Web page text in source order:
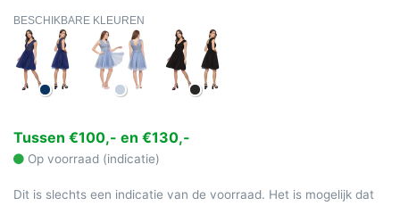
BESCHIKBARE KLEUREN
Tussen €100,- en €130,-
Op voorraad (indicatie)
Dit is slechts een indicatie van de voorraad. Het is mogelijk dat